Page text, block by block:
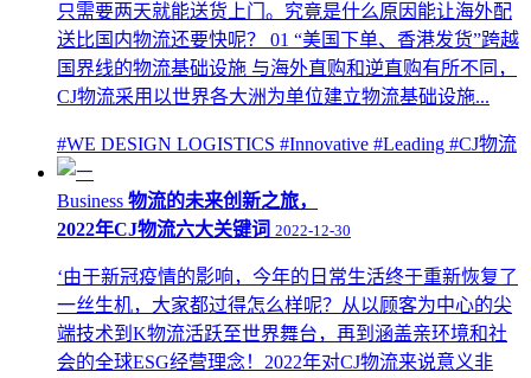
只需要两天就能送货上门。究竟是什么原因能让海外配
送比国内物流还要快呢？ 01 “美国下单、香港发货”跨越
国界线的物流基础设施 与海外直购和逆直购有所不同，
CJ物流采用以世界各大洲为单位建立物流基础设施...
#WE DESIGN LOGISTICS #Innovative #Leading #CJ物流
Business 物流的未来创新之旅，
2022年CJ物流六大关键词 2022-12-30
‘由于新冠疫情的影响，今年的日常生活终于重新恢复了
一丝生机，大家都过得怎么样呢？从以顾客为中心的尖
端技术到K物流活跃至世界舞台，再到涵盖亲环境和社
会的全球ESG经营理念！2022年对CJ物流来说意义非